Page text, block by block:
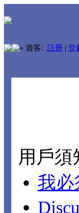
» 遊客: 註冊 | 登
用戶須
我必